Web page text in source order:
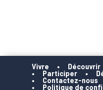
Vivre Découvrir
Participer
Contactez-nous
Politique de